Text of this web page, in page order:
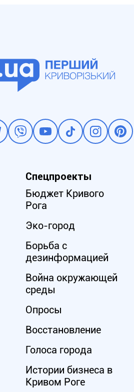
Спецпроекты
Бюджет Кривого
Рога
Эко-город
Борьба с
дезинформацией
Война окружающей
среды
Опросы
Восстановление
Голоса города
Истории бизнеса в
Кривом Роге